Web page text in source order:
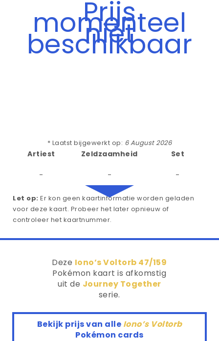
Prijs
momenteel
niet
beschikbaar
* Laatst bijgewerkt op: 6 August 2026
Artiest
-
Zeldzaamheid
-
Set
-
Let op: Er kon geen kaartinformatie worden geladen
voor deze kaart. Probeer het later opnieuw of
controleer het kaartnummer.
Deze Iono’s Voltorb 47/159
Pokémon kaart is afkomstig
uit de Journey Together
serie.
Bekijk prijs van alle Iono’s Voltorb
Pokémon cards